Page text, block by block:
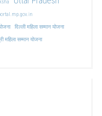
दिल्ली महिला सम्मान योजना
महिला सम्मान योजना